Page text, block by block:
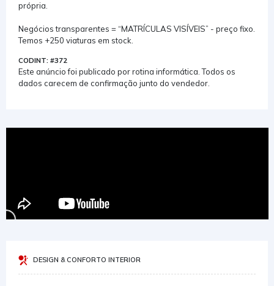
própria.
Negócios transparentes = “MATRÍCULAS VISÍVEIS” - preço fixo.
Temos +250 viaturas em stock.
CODINT: #372
Este anúncio foi publicado por rotina informática. Todos os
dados carecem de confirmação junto do vendedor.
DESIGN & CONFORTO INTERIOR